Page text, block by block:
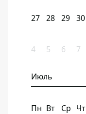
27 28 29 30
4 5 6 7
Июль
Пн Вт Ср Чт